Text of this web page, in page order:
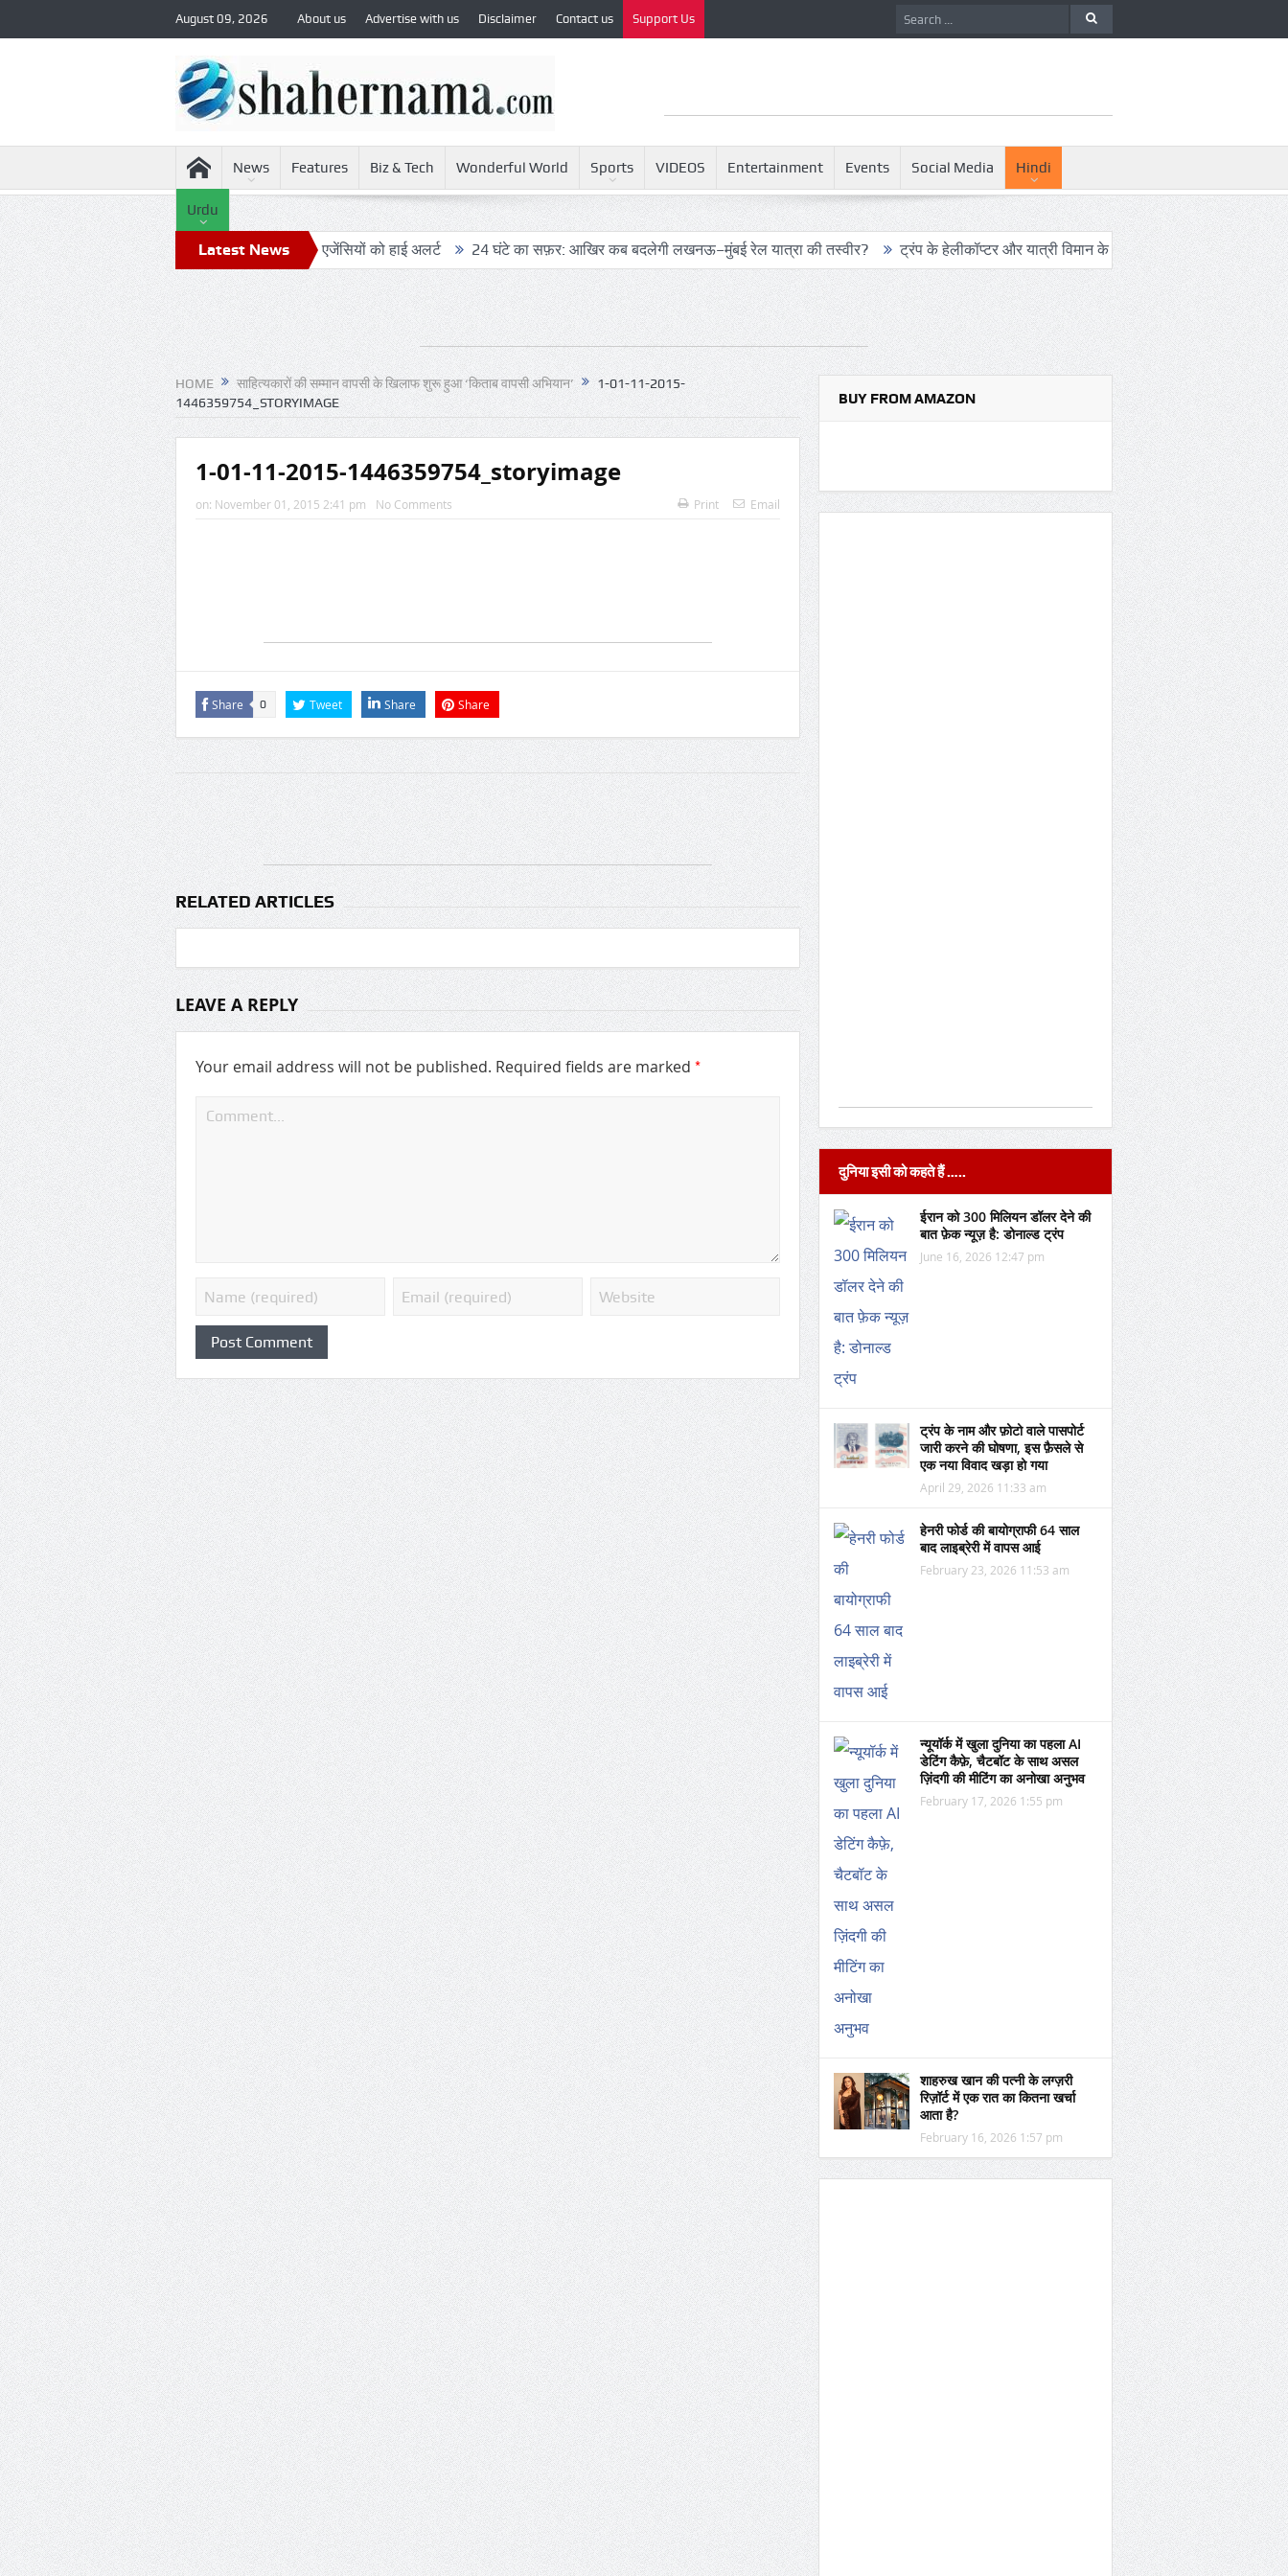
August 09, 2026 About us Advertise with us Disclaimer Contact us Support Us
News Features Biz & Tech Wonderful World Sports VIDEOS Entertainment Events Social Media Hindi
Urdu
Latest News
समूहों के संभावित हमले को देखते हुए सुरक्षा एजेंसियों को हाई अलर्ट 24 घंटे का सफ़र: आखिर कब बदलेगी लखनऊ–मुंबई रेल यात्रा की तस्वीर? ट्रंप के हेलीकॉप्टर और यात्री विमान के बीच खतरनाक नज़दीकी की जांच
HOME साहित्यकारों की सम्मान वापसी के खिलाफ शुरू हुआ ‘किताब वापसी अभियान’
1-01-11-2015-
1446359754_STORYIMAGE
1-01-11-2015-1446359754_storyimage
on: November 01, 2015 2:41 pm No Comments Print Email
Share 0 Tweet Share Share
RELATED ARTICLES
LEAVE A REPLY
Your email address will not be published. Required fields are marked *
BUY FROM AMAZON
दुनिया इसी को कहते हैं …..
ईरान को 300 मिलियन डॉलर देने की
बात फ़ेक न्यूज़ है: डोनाल्ड ट्रंप
June 16, 2026 12:47 pm
ट्रंप के नाम और फ़ोटो वाले पासपोर्ट
जारी करने की घोषणा, इस फ़ैसले से
एक नया विवाद खड़ा हो गया
April 29, 2026 11:33 am
हेनरी फोर्ड की बायोग्राफी 64 साल
बाद लाइब्रेरी में वापस आई
February 23, 2026 11:53 am
न्यूयॉर्क में खुला दुनिया का पहला AI
डेटिंग कैफ़े, चैटबॉट के साथ असल
ज़िंदगी की मीटिंग का अनोखा अनुभव
February 17, 2026 1:55 pm
शाहरुख खान की पत्नी के लग्ज़री
रिज़ॉर्ट में एक रात का कितना खर्चा
आता है?
February 16, 2026 1:57 pm